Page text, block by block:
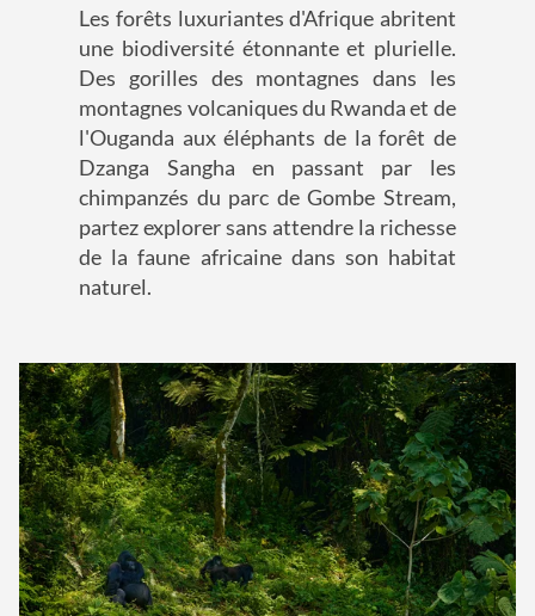
Les forêts luxuriantes d'Afrique abritent
une biodiversité étonnante et plurielle.
Des gorilles des montagnes dans les
montagnes volcaniques du Rwanda et de
l'Ouganda aux éléphants de la forêt de
Dzanga Sangha en passant par les
chimpanzés du parc de Gombe Stream,
partez explorer sans attendre la richesse
de la faune africaine dans son habitat
naturel.